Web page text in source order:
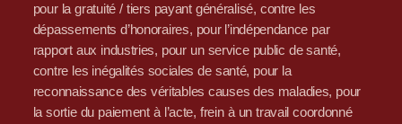
pour la gratuité / tiers payant généralisé, contre les
dépassements d’honoraires, pour l’indépendance par
rapport aux industries, pour un service public de santé,
contre les inégalités sociales de santé, pour la
reconnaissance des véritables causes des maladies, pour
la sortie du paiement à l’acte, frein à un travail coordonné